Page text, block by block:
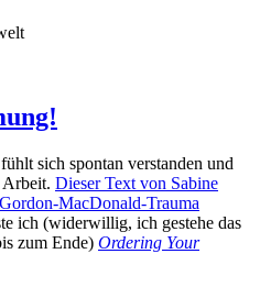
sich spontan verstanden und
Arbeit. Dieser Text von Sabine
MacDonald-Trauma
ich (widerwillig, ich gestehe das
zum Ende) Ordering Your